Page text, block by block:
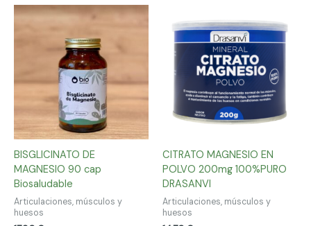
BISGLICINATO DE
MAGNESIO 90 cap
Biosaludable
Articulaciones, músculos y
huesos
CITRATO MAGNESIO EN
POLVO 200mg 100%PURO
DRASANVI
Articulaciones, músculos y
huesos